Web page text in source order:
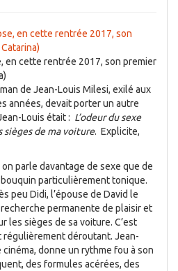
en cette rentrée 2017, son premier
de Jean-Louis Milesi, exilé aux
années, devait porter un autre
Louis était : L’odeur du sexe
sièges de ma voiture. Explicite,
parle davantage de sexe que de
particulièrement tonique.
peu Didi, l’épouse de David le
permanente de plaisir et
les sièges de sa voiture. C’est
déroutant. Jean-
donne un rythme fou à son
des formules acérées, des